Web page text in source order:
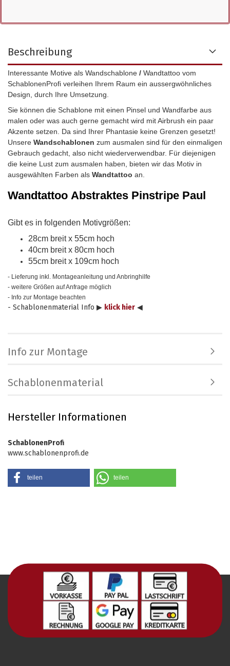
Beschreibung
Interessante Motive als Wandschablone / Wandtattoo vom
SchablonenProfi verleihen Ihrem Raum ein aussergwöhnliches
Design, durch Ihre Umsetzung.
Sie können die Schablone mit einen Pinsel und Wandfarbe aus
malen oder was auch gerne gemacht wird mit Airbrush ein paar
Akzente setzen. Da sind Ihrer Phantasie keine Grenzen gesetzt!
Unsere Wandschablonen zum ausmalen sind für den einmaligen
Gebrauch gedacht, also nicht wiederverwendbar. Für diejenigen
die keine Lust zum ausmalen haben, bieten wir das Motiv in
ausgewählten Farben als Wandtattoo an.
Wandtattoo Abstraktes Pinstripe Paul
Gibt es in folgenden Motivgrößen:
28cm breit x 55cm hoch
40cm breit x 80cm hoch
55cm breit x 109cm hoch
- Lieferung inkl. Montageanleitung und Anbringhilfe
- weitere Größen auf Anfrage möglich
- Info zur Montage beachten
- Schablonenmaterial Info ▶ klick hier ◀
Info zur Montage
Schablonenmaterial
Hersteller Informationen
SchablonenProfi
www.schablonenprofi.de
teilen teilen